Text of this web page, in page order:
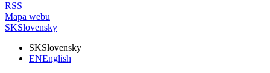
RSS
Mapa webu
SKSlovensky
SKSlovensky
ENEnglish